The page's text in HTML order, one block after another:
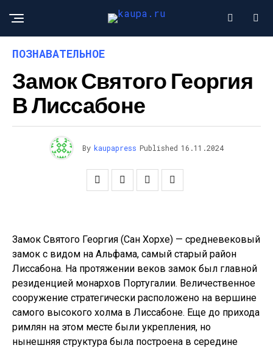
ПОЗНАВАТЕЛЬНОЕ
Замок Святого Георгия
В Лиссабоне
By kaupapress Published 16.11.2024
Замок Святого Георгия (Сан Хорхе) — средневековый
замок с видом на Альфама, самый старый район
Лиссабона. На протяжении веков замок был главной
резиденцией монархов Португалии. Величественное
сооружение стратегически расположено на вершине
самого высокого холма в Лиссабоне. Еще до прихода
римлян на этом месте были укрепления, но
нынешняя структура была построена в середине